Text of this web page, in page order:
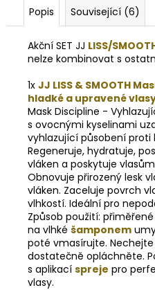
Popis Související (6)
Akční SET JJ LISS/
nelze kombinovat s
1x JJ LISS & SMOOTH
hladké a upravené
Mask Discipline -
s ovocnými kyselinami
vyhlazující působení proti
Regeneruje, hydratuje,
vláken a poskytuje
Obnovuje přirozený lesk
vláken. Zaceluje povrch
vlhkostí. Ideální pro
Způsob použití:
na vlhké šamponem
poté vmasírujte.
dostatečně opláchněte.
s aplikací spreje pro
vlasy.